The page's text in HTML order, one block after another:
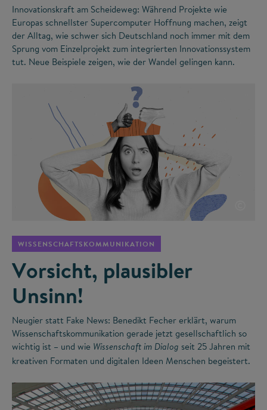
Innovationskraft am Scheideweg: Während Projekte wie
Europas schnellster Supercomputer Hoffnung machen, zeigt
der Alltag, wie schwer sich Deutschland noch immer mit dem
Sprung vom Einzelprojekt zum integrierten Innovationssystem
tut. Neue Beispiele zeigen, wie der Wandel gelingen kann.
WISSENSCHAFTSKOMMUNIKATION
Vorsicht, plausibler
Unsinn!
Neugier statt Fake News: Benedikt Fecher erklärt, warum
Wissenschaftskommunikation gerade jetzt gesellschaftlich so
wichtig ist – und wie Wissenschaft im Dialog seit 25 Jahren mit
kreativen Formaten und digitalen Ideen Menschen begeistert.